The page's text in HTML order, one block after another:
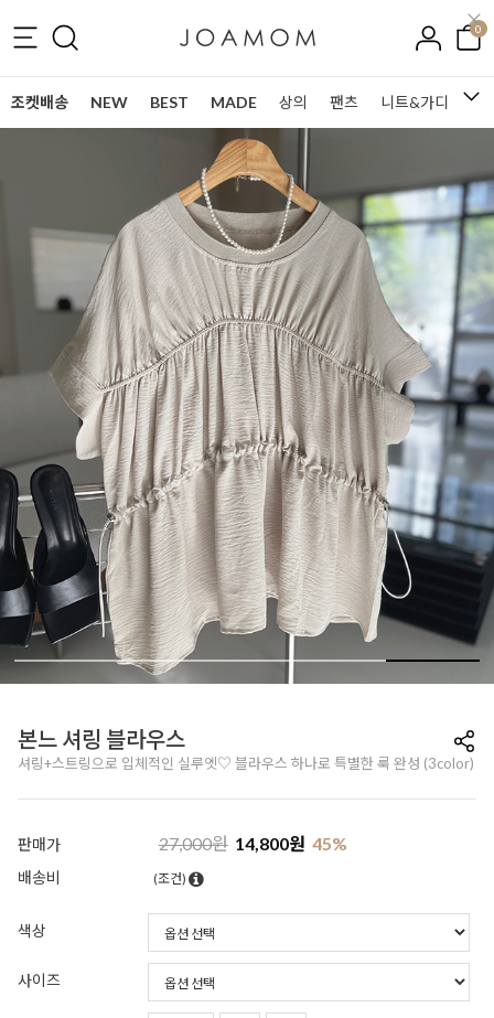
0
조켓배송 NEW BEST MADE 상의 팬츠 니트&가디건
본느 셔링 블라우스
셔링+스트링으로 입체적인 실루엣♡ 블라우스 하나로 특별한 룩 완성 (3color)
판매가 27,000원 14,800원 45%
배송비 (조건)
색상
사이즈